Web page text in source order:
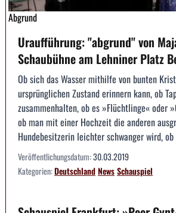
Abgrund
Uraufführung: "abgrund" von
Schaubühne am Lehniner Platz
Ob sich das Wasser mithilfe von bunten
ursprünglichen Zustand erinnern kann, ob
zusammenhalten, ob es »Flüchtlinge« oder
ob man mit einer Hochzeit die anderen
Hundebesitzerin leichter schwanger wird,
Veröffentlichungsdatum:30.03.2019
Kategorien:DeutschlandNewsSchauspiel